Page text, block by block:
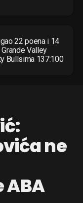
22 poena i 14
Valley
Bullsima 137:100
ne